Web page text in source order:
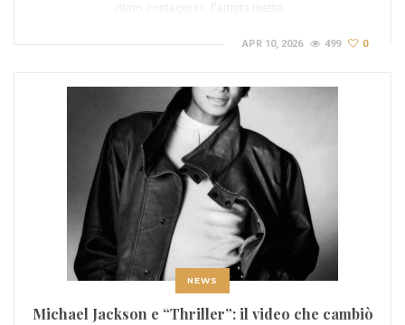
ritmo contagioso, l'artista mette…
APR 10, 2026 499 0
NEWS
Michael Jackson e “Thriller”: il video che cambiò